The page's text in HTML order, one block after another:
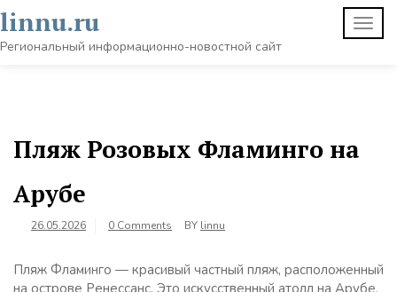
Skip
to
content
linnu.ru
Региональный информационно-новостной сайт
Пляж Розовых Фламинго на
Арубе
26.05.2026 0 Comments BY linnu
Пляж Фламинго — красивый частный пляж, расположенный
на острове Ренессанс. Это искусственный атолл на Арубе,